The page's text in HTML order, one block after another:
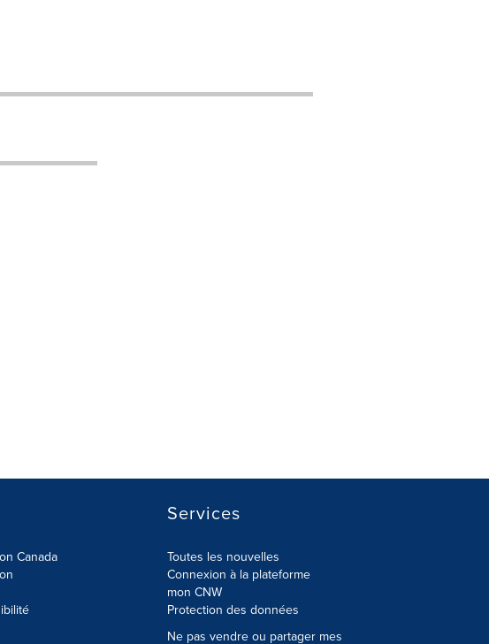
Canada
Services
Toutes les nouvelles
Connexion à la plateforme
mon CNW
Protection des données
Ne pas vendre ou partager mes